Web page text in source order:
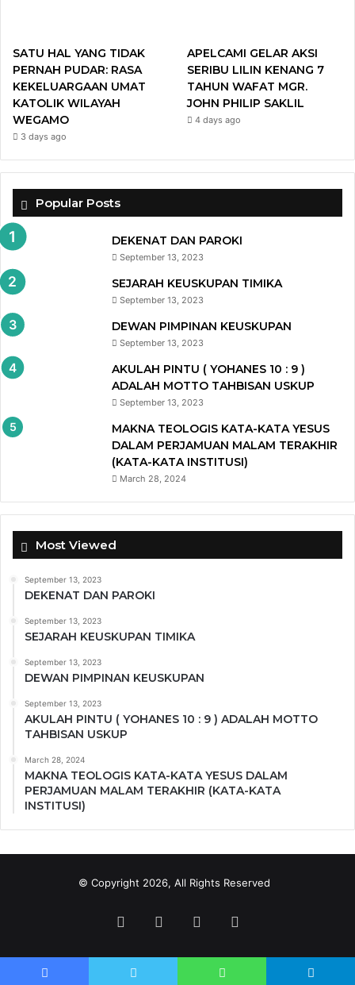
SATU HAL YANG TIDAK
PERNAH PUDAR: RASA
KEKELUARGAAN UMAT
KATOLIK WILAYAH
WEGAMO
3 days ago
APELCAMI GELAR AKSI
SERIBU LILIN KENANG 7
TAHUN WAFAT MGR.
JOHN PHILIP SAKLIL
4 days ago
Popular Posts
DEKENAT DAN PAROKI
September 13, 2023
SEJARAH KEUSKUPAN TIMIKA
September 13, 2023
DEWAN PIMPINAN KEUSKUPAN
September 13, 2023
AKULAH PINTU ( YOHANES 10 : 9 )
ADALAH MOTTO TAHBISAN USKUP
September 13, 2023
MAKNA TEOLOGIS KATA-KATA YESUS
DALAM PERJAMUAN MALAM TERAKHIR
(KATA-KATA INSTITUSI)
March 28, 2024
Most Viewed
September 13, 2023
DEKENAT DAN PAROKI
September 13, 2023
SEJARAH KEUSKUPAN TIMIKA
September 13, 2023
DEWAN PIMPINAN KEUSKUPAN
September 13, 2023
AKULAH PINTU ( YOHANES 10 : 9 ) ADALAH MOTTO
TAHBISAN USKUP
March 28, 2024
MAKNA TEOLOGIS KATA-KATA YESUS DALAM
PERJAMUAN MALAM TERAKHIR (KATA-KATA
INSTITUSI)
© Copyright 2026, All Rights Reserved
FacebookTwitter YouTube